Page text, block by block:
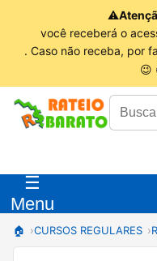
⚠
você receberá o
. Caso não receba, por
😉
☰
Menu
🏠 CURSOS REGULARES